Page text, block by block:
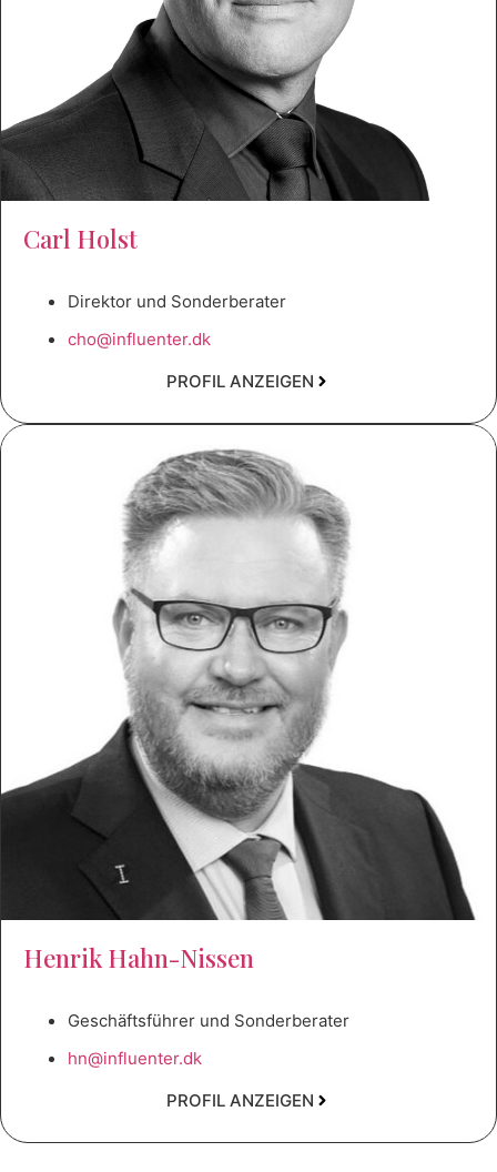
Carl Holst
Direktor und Sonderberater
cho@influenter.dk
PROFIL ANZEIGEN
Henrik Hahn-Nissen
Geschäftsführer und Sonderberater
hn@influenter.dk
PROFIL ANZEIGEN